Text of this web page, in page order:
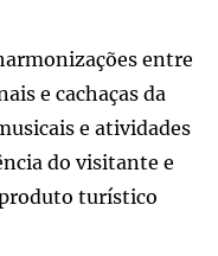
entre
e cachaças da
e atividades
do visitante e
turístico